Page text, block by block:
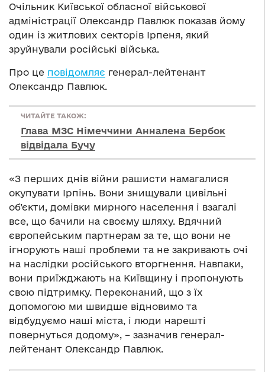
Очільник Київської обласної військової
адміністрації Олександр Павлюк показав йому
один із житлових секторів Ірпеня, який
зруйнували російські війська.
Про це повідомляє генерал-лейтенант
Олександр Павлюк.
ЧИТАЙТЕ ТАКОЖ:
Глава МЗС Німеччини Анналена Бербок
відвідала Бучу
«З перших днів війни рашисти намагалися
окупувати Ірпінь. Вони знищували цивільні
об’єкти, домівки мирного населення і взагалі
все, що бачили на своєму шляху. Вдячний
європейським партнерам за те, що вони не
ігнорують наші проблеми та не закривають очі
на наслідки російського вторгнення. Навпаки,
вони приїжджають на Київщину і пропонують
свою підтримку. Переконаний, що з їх
допомогою ми швидше відновимо та
відбудуємо наші міста, і люди нарешті
повернуться додому», – зазначив генерал-
лейтенант Олександр Павлюк.